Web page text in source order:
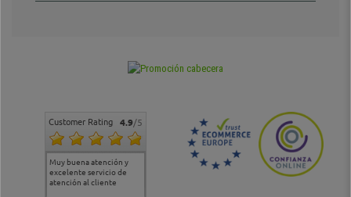
Customer Rating 4.9/5
Muy buena atención y
excelente servicio de
atención al cliente
Muy buena atención de
cara al asesoramiento
Si estoy contento